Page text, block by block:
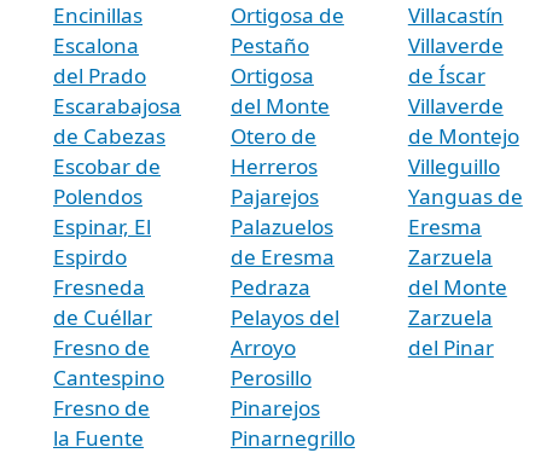
Encinillas
Escalona
del Prado
Escarabajosa
de Cabezas
Escobar de
Polendos
Espinar, El
Espirdo
Fresneda
de Cuéllar
Fresno de
Cantespino
Fresno de
la Fuente
Ortigosa de
Pestaño
Ortigosa
del Monte
Otero de
Herreros
Pajarejos
Palazuelos
de Eresma
Pedraza
Pelayos del
Arroyo
Perosillo
Pinarejos
Pinarnegrillo
Villacastín
Villaverde
de Íscar
Villaverde
de Montejo
Villeguillo
Yanguas de
Eresma
Zarzuela
del Monte
Zarzuela
del Pinar